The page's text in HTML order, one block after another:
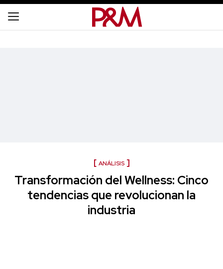
ANÁLISIS
Transformación del Wellness: Cinco
tendencias que revolucionan la
industria